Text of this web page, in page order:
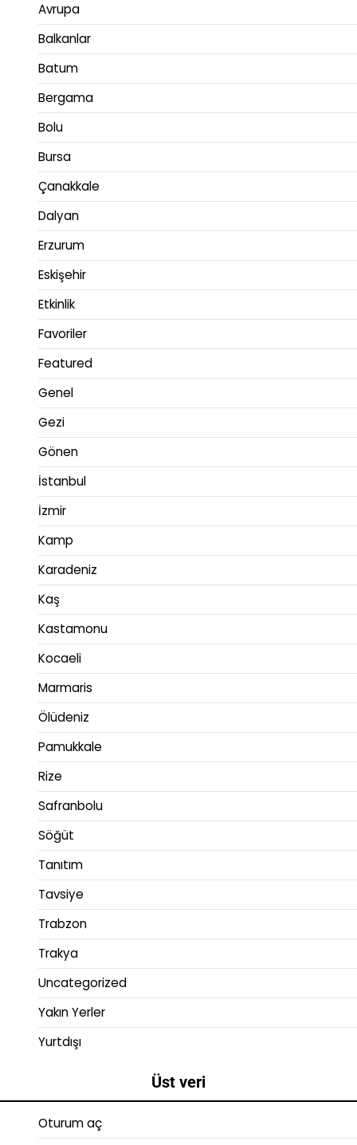
Avrupa
Balkanlar
Batum
Bergama
Bolu
Bursa
Çanakkale
Dalyan
Erzurum
Eskişehir
Etkinlik
Favoriler
Featured
Genel
Gezi
Gönen
İstanbul
İzmir
Kamp
Karadeniz
Kaş
Kastamonu
Kocaeli
Marmaris
Ölüdeniz
Pamukkale
Rize
Safranbolu
Söğüt
Tanıtım
Tavsiye
Trabzon
Trakya
Uncategorized
Yakın Yerler
Yurtdışı
Üst veri
Oturum aç